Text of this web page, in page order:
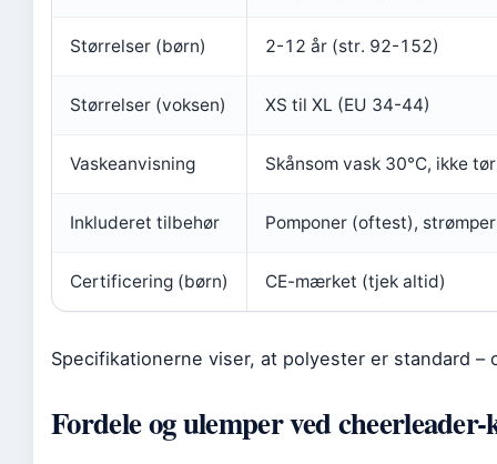
Størrelser (børn) 2-12 år (str. 92-152)
Størrelser (voksen) XS til XL (EU 34-44)
Vaskeanvisning Skånsom vask 30°C, ikke
Inkluderet tilbehør Pomponer (oftest),
Certificering (børn) CE-mærket (tjek altid)
Specifikationerne viser, at polyester er standard
Fordele og ulemper ved